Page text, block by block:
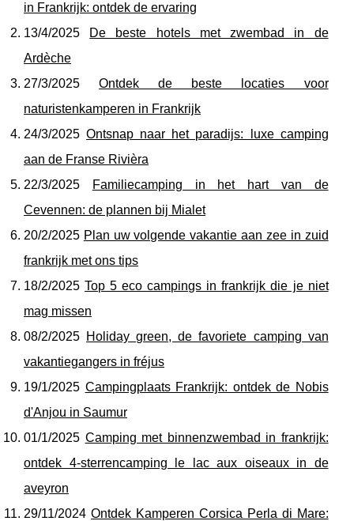
in Frankrijk: ontdek de ervaring
13/4/2025
De beste hotels met zwembad in de
Ardèche
27/3/2025Ontdek de beste locaties voor
naturistenkamperen in Frankrijk
24/3/2025Ontsnap naar het paradijs: luxe camping
aan de Franse Rivièra
22/3/2025
Familiecamping in het hart van de
Cevennen: de plannen bij Mialet
20/2/2025 Plan uw volgende vakantie aan zee in zuid
frankrijk met ons tips
18/2/2025Top 5 eco campings in frankrijk die je niet
mag missen
08/2/2025 Holiday green, de favoriete camping van
vakantiegangers in fréjus
19/1/2025 Campingplaats Frankrijk: ontdek de Nobis
d'Anjou in Saumur
01/1/2025 Camping met binnenzwembad in frankrijk:
ontdek 4-sterrencamping le lac aux oiseaux in de
aveyron
29/11/2024 Ontdek Kamperen Corsica Perla di Mare: